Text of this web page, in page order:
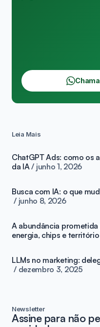
Leia Mais
ChatGPT Ads: como os
da IA
junho 1, 2026
Busca com IA: o que
junho 8, 2026
A abundância
energia, chips e território
LLMs no marketing:
dezembro 3, 2025
Newsletter
Assine para não